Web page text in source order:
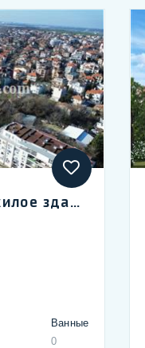
Современное новое жилое здание в кв. Сарафово, Бургас
Ванные
0